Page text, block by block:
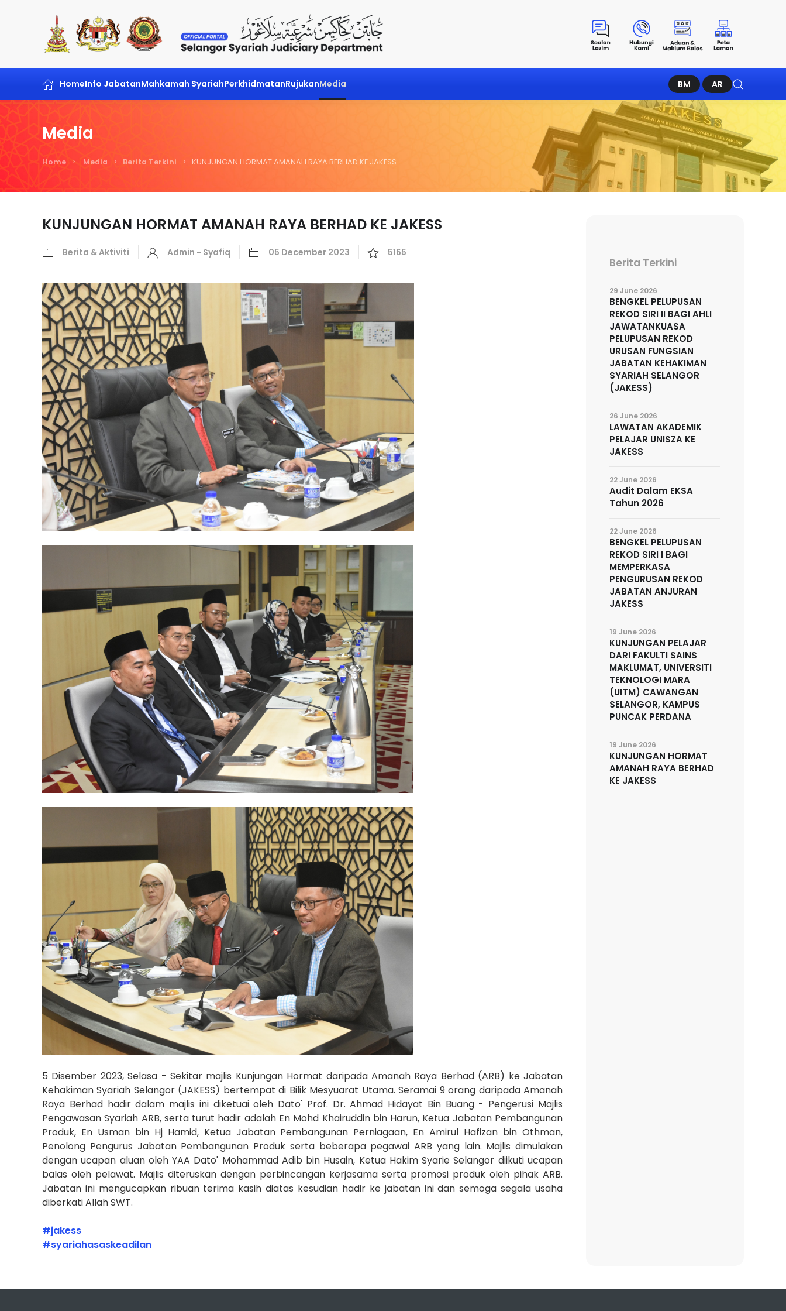
Skip to main content
HomeInfo JabatanMahkamah SyariahPerkhidmatanRujukanMedia BM AR
Media
Home Media Berita Terkini KUNJUNGAN HORMAT AMANAH RAYA BERHAD KE JAKESS
KUNJUNGAN HORMAT AMANAH RAYA BERHAD KE JAKESS
Berita & Aktiviti Admin - Syafiq 05 December 2023 5165
5 Disember 2023, Selasa - Sekitar majlis Kunjungan Hormat daripada Amanah Raya Berhad (ARB) ke Jabatan
Kehakiman Syariah Selangor (JAKESS) bertempat di Bilik Mesyuarat Utama. Seramai 9 orang daripada Amanah
Raya Berhad hadir dalam majlis ini diketuai oleh Dato' Prof. Dr. Ahmad Hidayat Bin Buang - Pengerusi Majlis
Pengawasan Syariah ARB, serta turut hadir adalah En Mohd Khairuddin bin Harun, Ketua Jabatan Pembangunan
Produk, En Usman bin Hj Hamid, Ketua Jabatan Pembangunan Perniagaan, En Amirul Hafizan bin Othman,
Penolong Pengurus Jabatan Pembangunan Produk serta beberapa pegawai ARB yang lain. Majlis dimulakan
dengan ucapan aluan oleh YAA Dato' Mohammad Adib bin Husain, Ketua Hakim Syarie Selangor diikuti ucapan
balas oleh pelawat. Majlis diteruskan dengan perbincangan kerjasama serta promosi produk oleh pihak ARB.
Jabatan ini mengucapkan ribuan terima kasih diatas kesudian hadir ke jabatan ini dan semoga segala usaha
diberkati Allah SWT.
#jakess
#syariahasaskeadilan
Berita Terkini
29 June 2026
BENGKEL PELUPUSAN
REKOD SIRI II BAGI AHLI
JAWATANKUASA
PELUPUSAN REKOD
URUSAN FUNGSIAN
JABATAN KEHAKIMAN
SYARIAH SELANGOR
(JAKESS)
26 June 2026
LAWATAN AKADEMIK
PELAJAR UNISZA KE
JAKESS
22 June 2026
Audit Dalam EKSA
Tahun 2026
22 June 2026
BENGKEL PELUPUSAN
REKOD SIRI I BAGI
MEMPERKASA
PENGURUSAN REKOD
JABATAN ANJURAN
JAKESS
19 June 2026
KUNJUNGAN PELAJAR
DARI FAKULTI SAINS
MAKLUMAT, UNIVERSITI
TEKNOLOGI MARA
(UITM) CAWANGAN
SELANGOR, KAMPUS
PUNCAK PERDANA
19 June 2026
KUNJUNGAN HORMAT
AMANAH RAYA BERHAD
KE JAKESS